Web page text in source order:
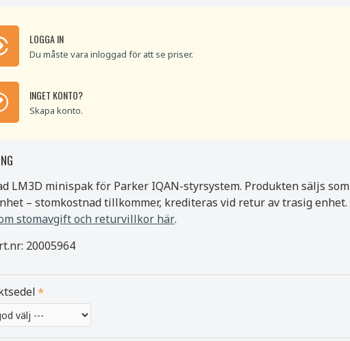
LOGGA IN
Du måste vara inloggad för att se priser.
INGET KONTO?
Skapa konto.
LM3D minispak för Parker IQAN-styrsystem. Produkten säljs som
– stomkostnad tillkommer, krediteras vid retur av trasig enhet.
stomavgift och returvillkor här.
20005964